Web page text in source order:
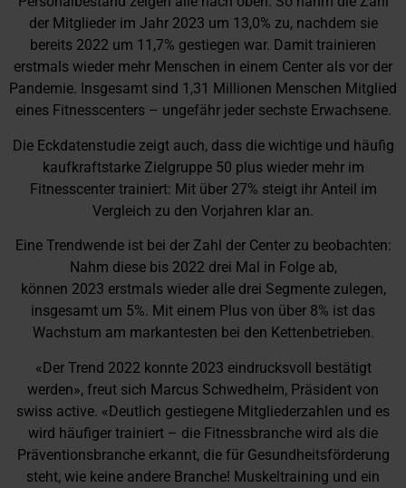
der Mitglieder im Jahr 2023 um 13,0% zu, nachdem sie
bereits 2022 um 11,7% gestiegen war. Damit trainieren
erstmals wieder mehr Menschen in einem Center als vor der
Pandemie. Insgesamt sind 1,31 Millionen Menschen Mitglied
eines Fitnesscenters – ungefähr jeder sechste Erwachsene.
Die Eckdatenstudie zeigt auch, dass die wichtige und häufig
kaufkraftstarke Zielgruppe 50 plus wieder mehr im
Fitnesscenter trainiert: Mit über 27% steigt ihr Anteil im
Vergleich zu den Vorjahren klar an.
Eine Trendwende ist bei der Zahl der Center zu beobachten:
Nahm diese bis 2022 drei Mal in Folge ab,
können 2023 erstmals wieder alle drei Segmente zulegen,
insgesamt um 5%. Mit einem Plus von über 8% ist das
Wachstum am markantesten bei den Kettenbetrieben.
«Der Trend 2022 konnte 2023 eindrucksvoll bestätigt
werden», freut sich Marcus Schwedhelm, Präsident von
swiss active. «Deutlich gestiegene Mitgliederzahlen und es
wird häufiger trainiert – die Fitnessbranche wird als die
Präventionsbranche erkannt, die für Gesundheitsförderung
steht, wie keine andere Branche! Muskeltraining und ein